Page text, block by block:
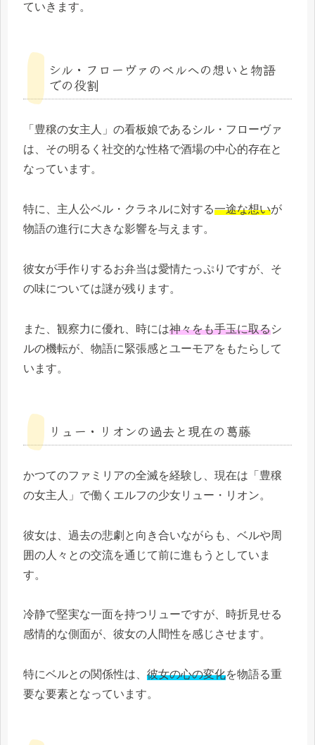
ていきます。
シル・フローヴァのベルへの想いと物語
での役割
「豊穣の女主人」の看板娘であるシル・フローヴァ
は、その明るく社交的な性格で酒場の中心的存在と
なっています。
特に、主人公ベル・クラネルに対する一途な想いが
物語の進行に大きな影響を与えます。
彼女が手作りするお弁当は愛情たっぷりですが、そ
の味については謎が残ります。
また、観察力に優れ、時には神々をも手玉に取るシ
ルの機転が、物語に緊張感とユーモアをもたらして
います。
リュー・リオンの過去と現在の葛藤
かつてのファミリアの全滅を経験し、現在は「豊穣
の女主人」で働くエルフの少女リュー・リオン。
彼女は、過去の悲劇と向き合いながらも、ベルや周
囲の人々との交流を通じて前に進もうとしていま
す。
冷静で堅実な一面を持つリューですが、時折見せる
感情的な側面が、彼女の人間性を感じさせます。
特にベルとの関係性は、 彼女の心の変化を物語る重
要な要素となっています。